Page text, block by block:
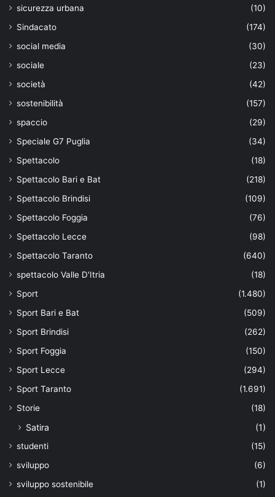
sicurezza urbana
(10)
Sindacato
(174)
social media
(30)
sociale
(23)
società
(42)
sostenibilità
(157)
spaccio
(29)
Speciale G7 Puglia
(34)
Spettacolo
(18)
Spettacolo Bari e Bat
(218)
Spettacolo Brindisi
(109)
Spettacolo Foggia
(76)
Spettacolo Lecce
(98)
Spettacolo Taranto
(640)
spettacolo Valle D'Itria
(18)
Sport
(1.480)
Sport Bari e Bat
(509)
Sport Brindisi
(262)
Sport Foggia
(150)
Sport Lecce
(294)
Sport Taranto
(1.691)
Storie
(18)
Satira (1)
studenti
(15)
sviluppo
(6)
sviluppo sostenibile
(1)